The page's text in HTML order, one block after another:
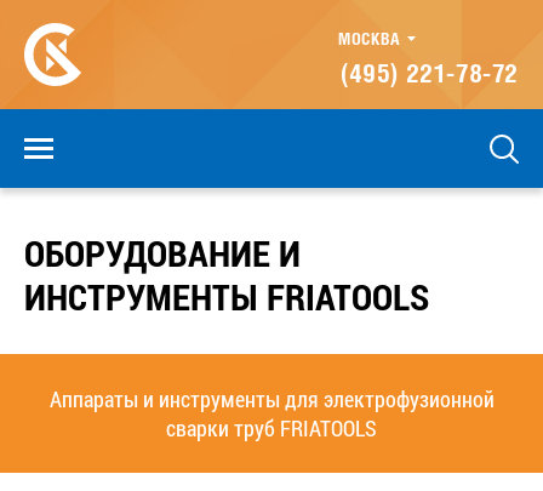
МОСКВА
(495) 221-78-72
ОБОРУДОВАНИЕ И
ИНСТРУМЕНТЫ FRIATOOLS
Аппараты и инструменты для электрофузионной
сварки труб FRIATOOLS